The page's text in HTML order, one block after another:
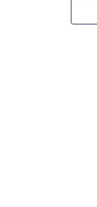
この『ヤギと大悟